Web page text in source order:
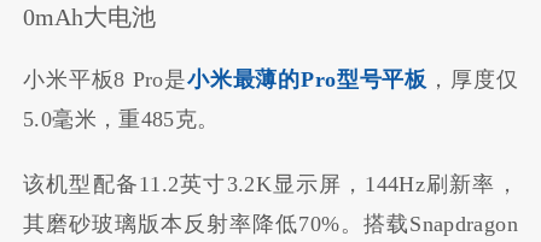
0mAh大电池
小米平板8 Pro是小米最薄的Pro型号平板 ，厚度仅
5.0毫米，重485克。
该机型配备11.2英寸3.2K显示屏，144Hz刷新率，
其磨砂玻璃版本反射率降低70%。搭载Snapdragon